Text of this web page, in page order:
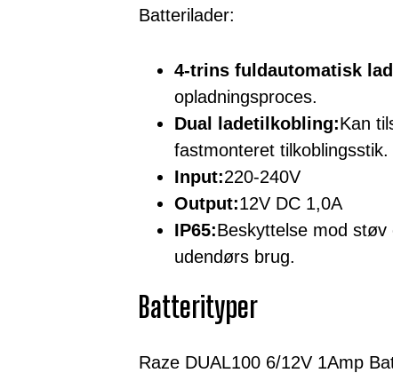
Batterilader:
4-trins fuldautomatisk
opladningsproces.
Dual ladetilkobling:Kan
fastmonteret tilkoblingsstik.
Input:220-240V
Output:12V DC 1,0A
IP65:Beskyttelse mod støv
udendørs brug.
Batterityper
Raze DUAL100 6/12V 1Amp